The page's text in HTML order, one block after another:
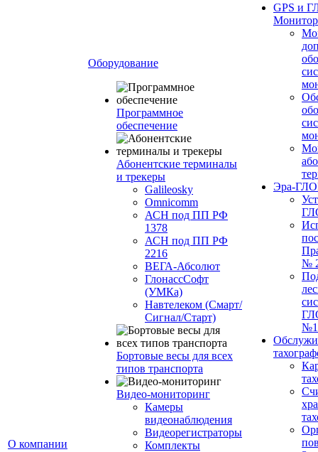
О компании
Оборудование
Программное
обеспечение
Абонентские терминалы
и трекеры
Galileosky
Omnicomm
АСН под ПП РФ
1378
АСН под ПП РФ
2216
ВЕГА-Абсолют
ГлонассСофт
(УМКа)
Навтелеком (Смарт/
Сигнал/Старт)
Бортовые весы для всех
типов транспорта
Видео-мониторинг
Камеры
видеонаблюдения
Видеорегистраторы
Комплекты
GPS и
Эра-
№